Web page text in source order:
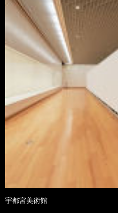
宇都宮美術館